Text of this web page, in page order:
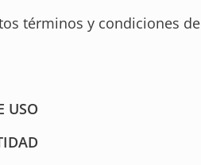
términos y condiciones
USO